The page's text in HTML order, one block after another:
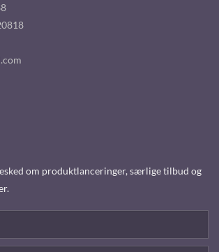
om produktlanceringer, særlige tilbud og